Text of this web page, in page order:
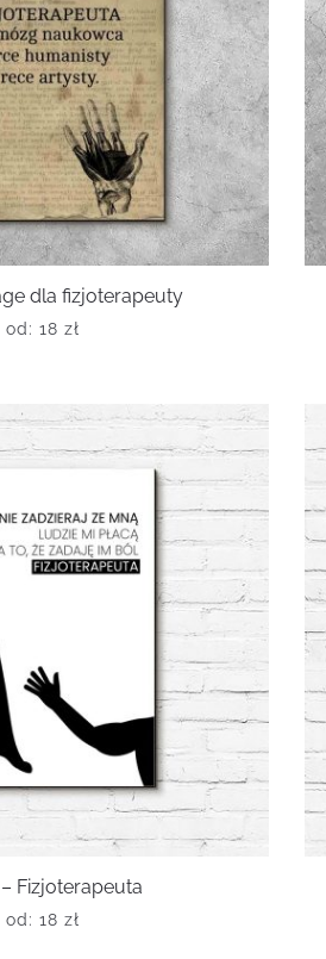
dla fizjoterapeuty
od: 18 zł
Fizjoterapeuta
od: 18 zł